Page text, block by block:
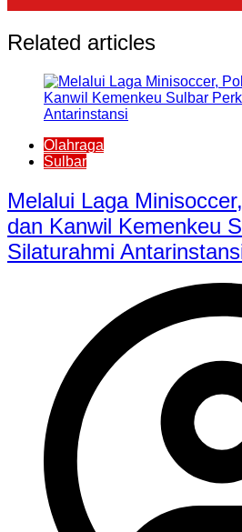
Related articles
Olahraga
Sulbar
Melalui Laga
dan Kanwil Kemenkeu
Silaturahmi